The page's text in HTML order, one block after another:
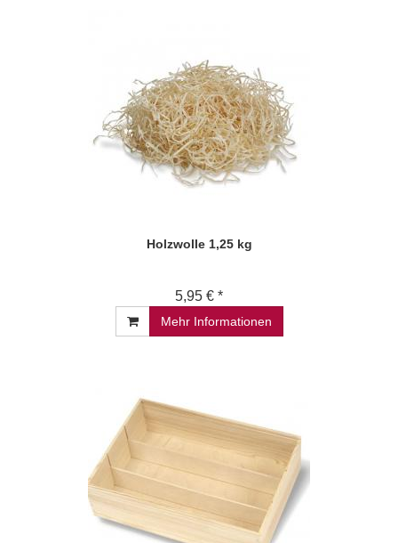
Holzwolle 1,25 kg
5,95 € *
Mehr Informationen